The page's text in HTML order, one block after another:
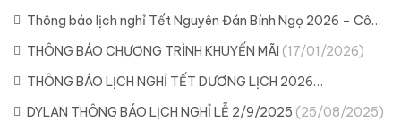
MÌNH CÙNG DYLAN(11/02/2026)
Thông báo lịch nghỉ Tết Nguyên Đán Bính Ngọ 2026 – Công
ty Dylan(04/02/2026)
THÔNG BÁO CHƯƠNG TRÌNH KHUYẾN MÃI (17/01/2026)
THÔNG BÁO LỊCH NGHỈ TẾT DƯƠNG LỊCH 2026
(29/12/2025)
DYLAN THÔNG BÁO LỊCH NGHỈ LỄ 2/9/2025 (25/08/2025)